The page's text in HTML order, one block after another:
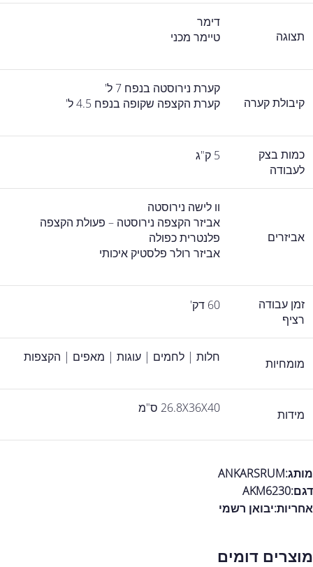
תצוגה
דימר
טיימר מכני
קיבולת קערה
קערת נירוסטה בנפח 7 ל'
קערת הקצפה שקופה בנפח 4.5 ל'
כמות בצק
לעבודה
5 ק"ג
אביזרים
וו לישה נירוסטה
אביזר הקצפה נירוסטה – פעולת הקצפה
פלנטרית כפולה
אביזר רולר פלסטיק איכותי
זמן עבודה
רציף
60 דק'
מומחיות חלות | לחמים | עוגות | מאפים | הקצפות
מידות 26.8X36X40 ס"מ
מותג:ANKARSRUM
דגם:AKM6230
אחריות:יבואן רשמי
מוצרים דומים